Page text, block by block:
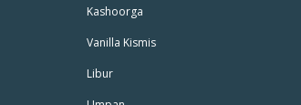
Kashoorga
Vanilla Kismis
Libur